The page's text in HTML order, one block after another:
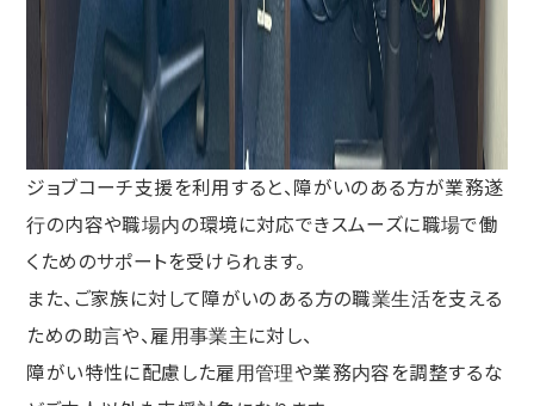
ジョブコーチ支援を利用すると、障がいのある方が業務遂
行の内容や職場内の環境に対応できスムーズに職場で働
くためのサポートを受けられます。
また、ご家族に対して障がいのある方の職業生活を支える
ための助言や、雇用事業主に対し、
障がい特性に配慮した雇用管理や業務内容を調整するな